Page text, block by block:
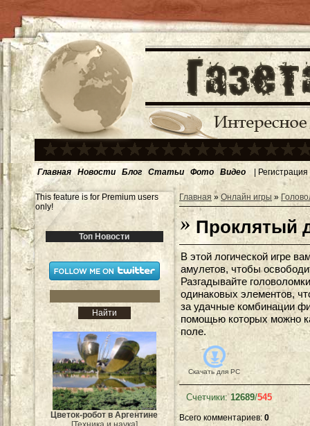
Главная Новости Блог Статьи Фото Видео | Регистрация
This feature is for Premium users
only!
Топ Новости
Цветок-робот в Аргентине
Главная » Онлайн игры »
Проклятый
В этой логической игре
амулетов, чтобы
Разгадывайте
одинаковых элементов,
за удачные комбинации
помощью которых можно
поле.
Скачать для PC
Счетчики:12689/545
Всего комментариев: 0